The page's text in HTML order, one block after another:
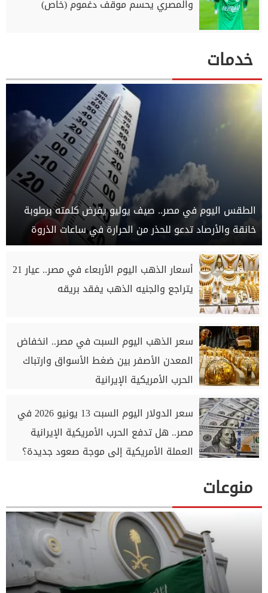
والمصري يحسم موقف دغموم (خاص)
خدمات
الطقس اليوم في مصر.. صيف يوليو يفرض كلمته برطوبة
خانقة والأرصاد تدعو للحذر من الحرارة في ساعات الذروة
أسعار الذهب اليوم الأربعاء في مصر.. عيار 21
يتراجع والجنيه الذهب يفقد بريقه
سعر الذهب اليوم السبت في مصر.. انخفاض
المعدن الأصفر بين ضغط الأسواق وارتباك
الحرب الأمريكية الإيرانية
سعر الدولار اليوم السبت 13 يونيو 2026 في
مصر.. هل تدفع الحرب الأمريكية الإيرانية
العملة الأمريكية إلى موجة صعود جديدة؟
منوعات